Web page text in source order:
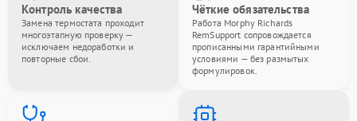
Контроль качества
Замена термостата проходит
многоэтапную проверку —
исключаем недоработки и
повторные сбои.
Чёткие обязательства
Работа Morphy Richards
RemSupport сопровождается
прописанными гарантийными
условиями — без размытых
формулировок.